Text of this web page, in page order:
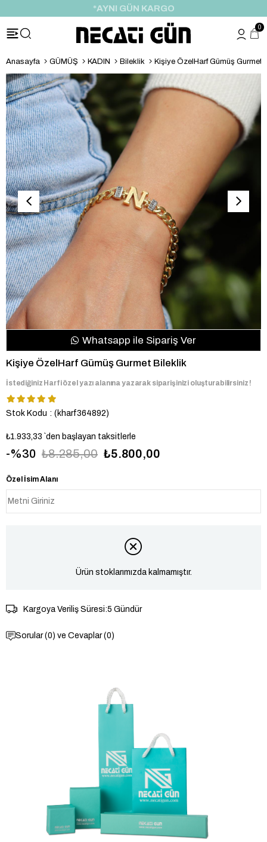
*HEDİYE PAKETİ & NOTU
0
Anasayfa GÜMÜŞ KADIN Bileklik Kişiye ÖzelHarf Gümüş Gurmet
Whatsapp ile Sipariş Ver
Kişiye ÖzelHarf Gümüş Gurmet Bileklik
İstediğiniz Harfi özel yazı alanına yazarak siparişinizi oluşturabilirsiniz !
Stok Kodu (kharf364892)
₺1.933,33 `den başlayan taksitlerle
30 ₺8.285,00 ₺5.800,00
Özel İsim Alanı
Ürün stoklarımızda kalmamıştır.
Kargoya Veriliş Süresi:5 Gündür
Sorular (0) ve Cevaplar (0)